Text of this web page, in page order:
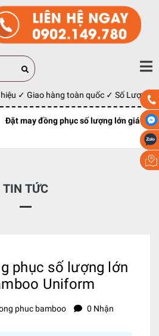
✓ Giao hàng toàn quốc ✓ Số Lượng
Đặt may đồng phục số lượng lớn giá
TIN TỨC
phục số lượng lớn
Uniform
phuc bamboo
0 Nhận